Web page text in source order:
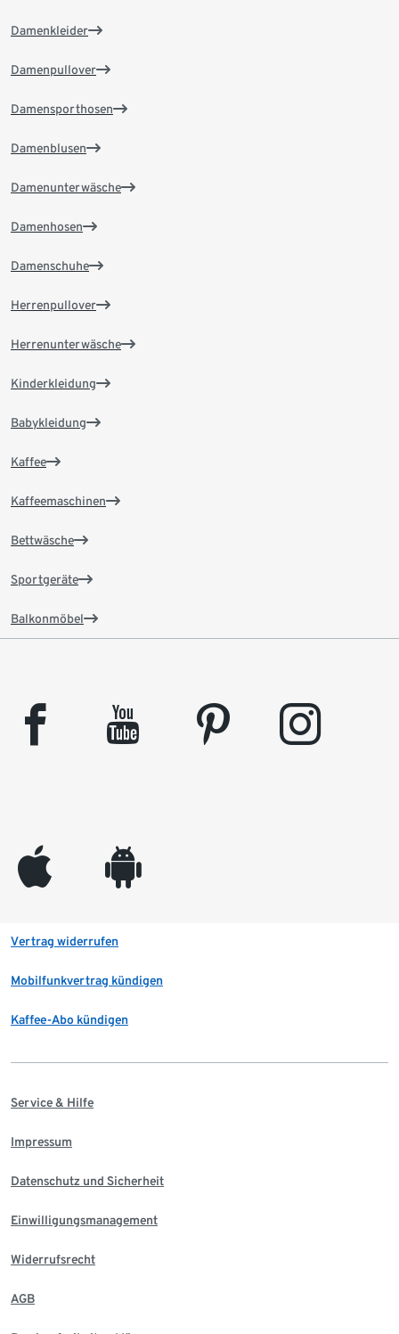
Damenkleider
Damenpullover
Damensporthosen
Damenblusen
Damenunterwäsche
Damenhosen
Damenschuhe
Herrenpullover
Herrenunterwäsche
Kinderkleidung
Babykleidung
Kaffee
Kaffeemaschinen
Bettwäsche
Sportgeräte
Balkonmöbel
facebook youtube pinterest instagram
appleinc android
Vertrag widerrufen
Mobilfunkvertrag kündigen
Kaffee-Abo kündigen
Service & Hilfe
Impressum
Datenschutz und Sicherheit
Einwilligungsmanagement
Widerrufsrecht
AGB